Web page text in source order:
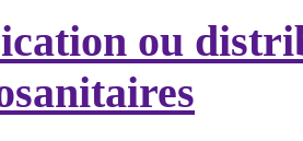
ou